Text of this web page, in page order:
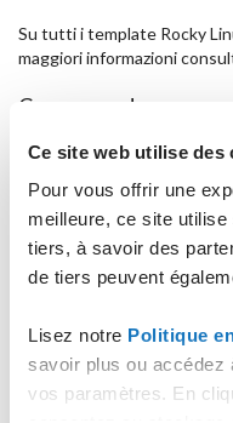
Ce site web utilise des
Pour vous offrir une
meilleure, ce site
tiers, à savoir des
de tiers peuvent
Lisez notre Politique
savoir plus ou accédez
vos paramètres. En
Su tutti i template Rocky
maggiori informazioni
Come accedere
L'accesso amministrativo
root e la password scelta in
Configurazioni
Non sono presenti
si tratta di un’installazione
Per il presente template la
22 TCP